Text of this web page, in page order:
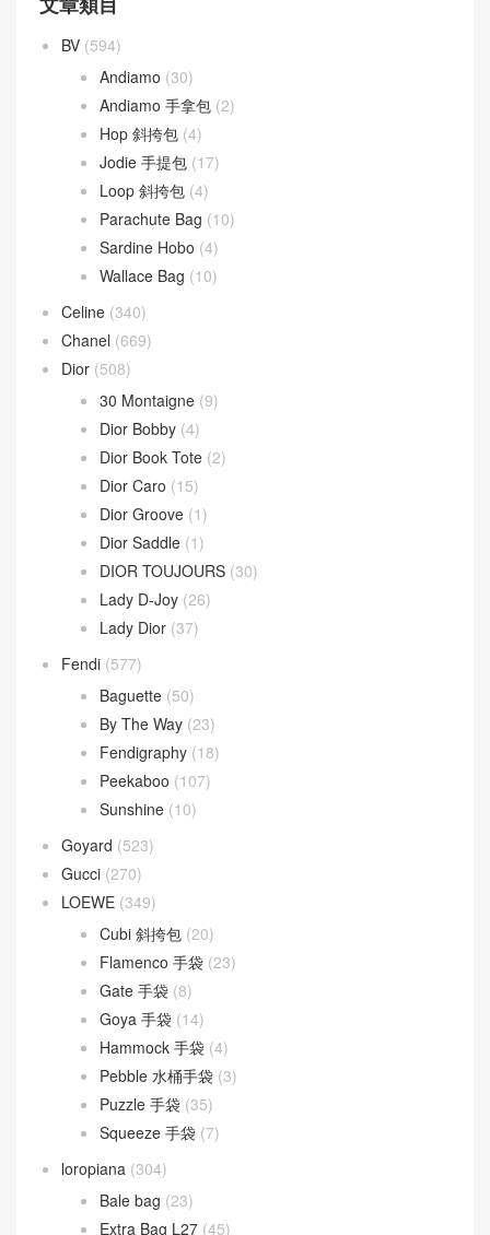
BV (594)
Andiamo (30)
Andiamo 手拿包 (2)
Hop 斜挎包 (4)
Jodie 手提包 (17)
Loop 斜挎包 (4)
Parachute Bag (10)
Sardine Hobo (4)
Wallace Bag (10)
Celine (340)
Chanel (669)
Dior (508)
30 Montaigne (9)
Dior Bobby (4)
Dior Book Tote (2)
Dior Caro (15)
Dior Groove (1)
Dior Saddle (1)
DIOR TOUJOURS (30)
Lady D-Joy (26)
Lady Dior (37)
Fendi (577)
Baguette (50)
By The Way (23)
Fendigraphy (18)
Peekaboo (107)
Sunshine (10)
Goyard (523)
Gucci (270)
LOEWE (349)
Cubi 斜挎包 (20)
Flamenco 手袋 (23)
Gate 手袋 (8)
Goya 手袋 (14)
Hammock 手袋 (4)
Pebble 水桶手袋 (3)
Puzzle 手袋 (35)
Squeeze 手袋 (7)
loropiana (304)
Bale bag (23)
Extra Bag L27 (45)